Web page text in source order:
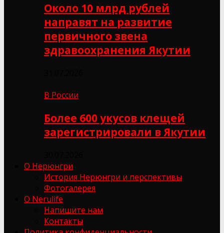
Около 10 млрд рублей
направят на развитие
первичного звена
здравоохранения Якутии
В России
Более 600 укусов клещей
зарегистрировали в Якутии
О Нерюнгри
История Нерюнгри и перспективы
Фотогалерея
О Nerulife
Напишите нам
Контакты